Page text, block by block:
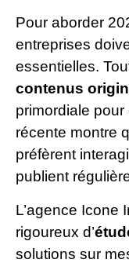
Pour aborder
entreprises
essentielles.
contenus
primordiale pour
récente montre
préfèrent
publient
L’agence Icone
rigoureux d’
solutions sur